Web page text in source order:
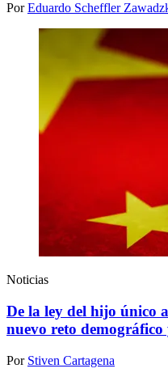
PorEduardo Scheffler
Noticias
De la ley del hijo único
nuevo reto
Por Stiven Cartagena